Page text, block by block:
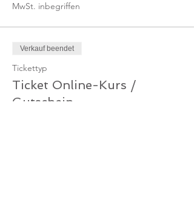
MwSt. inbegriffen
Verkauf beendet
Tickettyp
Ticket Online-Kurs /
Gutschein